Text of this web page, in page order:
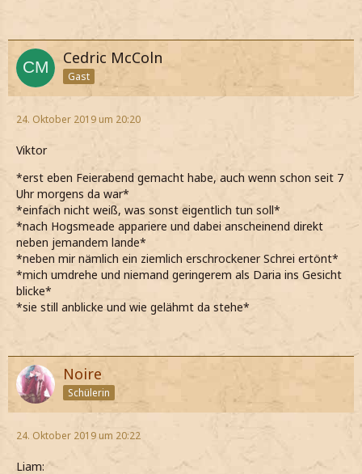
Cedric McColn
Gast
24. Oktober 2019 um 20:20
Viktor
*erst eben Feierabend gemacht habe, auch wenn schon seit 7
Uhr morgens da war*
*einfach nicht weiß, was sonst eigentlich tun soll*
*nach Hogsmeade appariere und dabei anscheinend direkt
neben jemandem lande*
*neben mir nämlich ein ziemlich erschrockener Schrei ertönt*
*mich umdrehe und niemand geringerem als Daria ins Gesicht
blicke*
*sie still anblicke und wie gelähmt da stehe*
Noire
Schülerin
24. Oktober 2019 um 20:22
Liam: